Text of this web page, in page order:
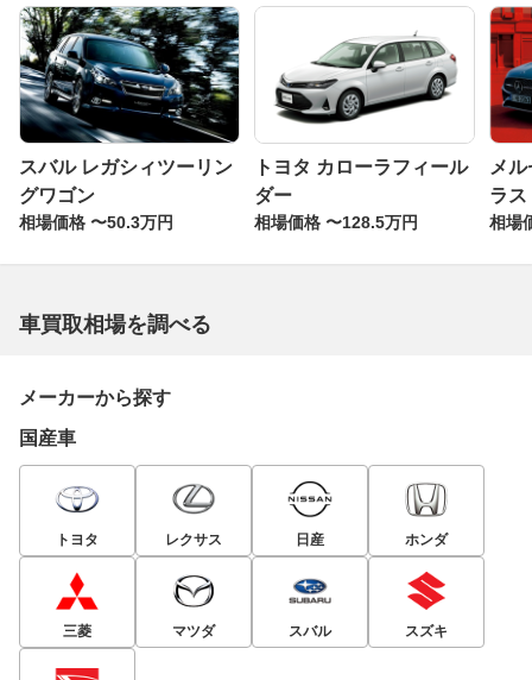
スバル レガシィツーリン
グワゴン
相場価格 〜50.3万円
トヨタ カローラフィール
ダー
相場価格 〜128.5万円
メ
ラス
相場
車買取相場を調べる
メーカーから探す
国産車
トヨタ レクサス 日産 ホンダ
三菱 マツダ スバル スズキ